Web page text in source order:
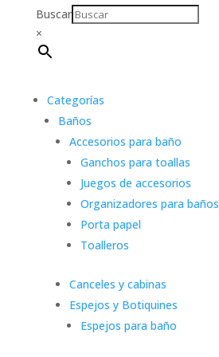
Buscar
×
Categorías
Baños
Accesorios para baño
Ganchos para toallas
Juegos de accesorios
Organizadores para baños
Porta papel
Toalleros
Canceles y cabinas
Espejos y Botiquines
Espejos para baño